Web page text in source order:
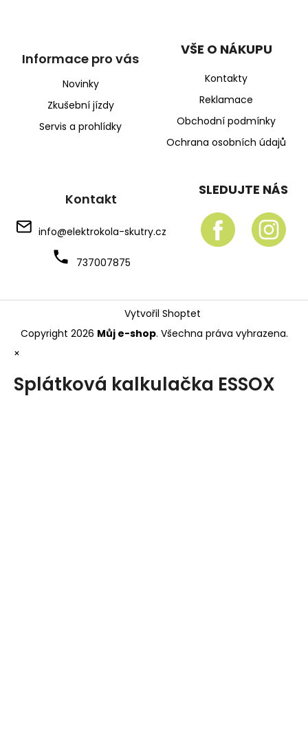
Informace pro vás
Novinky
Zkušební jízdy
Servis a prohlídky
VŠE O NÁKUPU
Kontakty
Reklamace
Obchodní podmínky
Ochrana osobních údajů
Kontakt
info@elektrokola-skutry.cz
737007875
SLEDUJTE NÁS
Vytvořil Shoptet
Copyright 2026 Můj e-shop. Všechna práva vyhrazena.
×
Splátková kalkulačka ESSOX